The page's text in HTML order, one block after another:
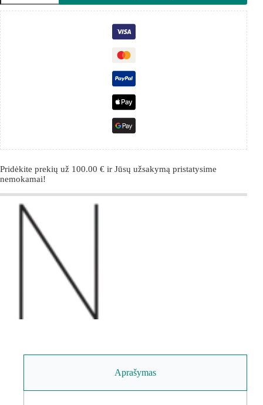
Pridėkite prekių už 100.00 € ir Jūsų užsakymą pristatysime
nemokamai!
Aprašymas